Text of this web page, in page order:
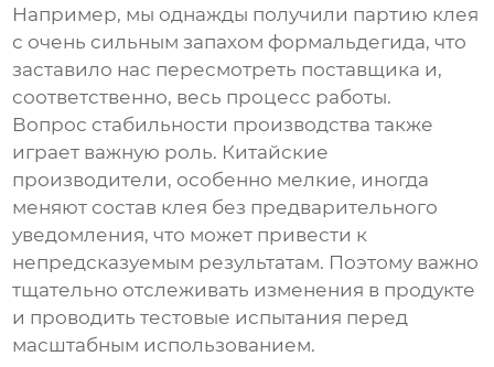
Например, мы однажды получили партию клея
с очень сильным запахом формальдегида, что
заставило нас пересмотреть поставщика и,
соответственно, весь процесс работы.
Вопрос стабильности производства также
играет важную роль. Китайские
производители, особенно мелкие, иногда
меняют состав клея без предварительного
уведомления, что может привести к
непредсказуемым результатам. Поэтому важно
тщательно отслеживать изменения в продукте
и проводить тестовые испытания перед
масштабным использованием.